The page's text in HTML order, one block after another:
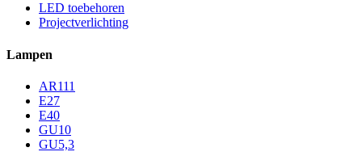
LED toebehoren
Projectverlichting
Lampen
AR111
E27
E40
GU10
GU5,3